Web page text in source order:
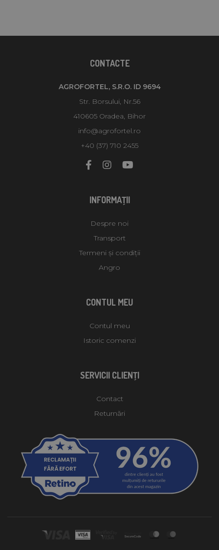
CONTACTE
AGROFORTEL, S.R.O. ID 9694
Str. Borsului, Nr.56
410605 Oradea, Bihor
info@agrofortel.ro
+40 (37) 710 2455
INFORMAŢII
Despre noi
Transport
Termeni și condiții
Angro
CONTUL MEU
Contul meu
Istoric comenzi
SERVICII CLIENŢI
Contact
Returnări